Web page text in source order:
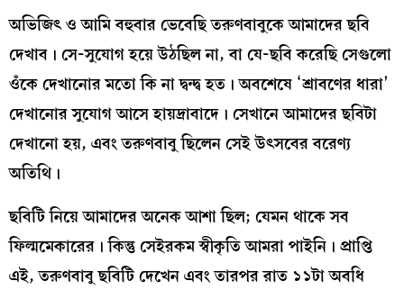
অভিজিৎ ও আমি বহুবার ভেবেছি তরুণবাবুকে আমাদের ছবি
দেখাব। সে-সুযোগ হয়ে উঠছিল না, বা যে-ছবি করেছি সেগুলো
ওঁকে দেখানোর মতো কি না দ্বন্দ্ব হত। অবশেষে ‘শ্রাবণের ধারা’
দেখানোর সুযোগ আসে হায়দ্রাবাদে। সেখানে আমাদের ছবিটা
দেখানো হয়, এবং তরুণবাবু ছিলেন সেই উৎসবের বরেণ্য
অতিথি।
ছবিটি নিয়ে আমাদের অনেক আশা ছিল; যেমন থাকে সব
ফিল্মমেকারের। কিন্তু সেইরকম স্বীকৃতি আমরা পাইনি। প্রাপ্তি
এই, তরুণবাবু ছবিটি দেখেন এবং তারপর রাত ১১টা অবধি